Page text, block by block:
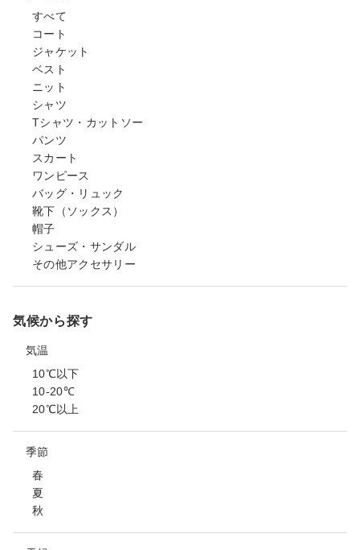
すべて
コート
ジャケット
ベスト
ニット
シャツ
Tシャツ・カットソー
パンツ
スカート
ワンピース
バッグ・リュック
靴下（ソックス）
帽子
シューズ・サンダル
その他アクセサリー
気候から探す
気温
10℃以下
10-20℃
20℃以上
季節
春
夏
秋